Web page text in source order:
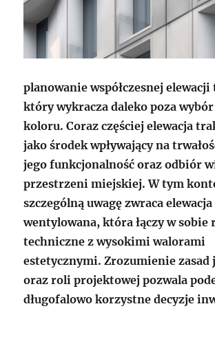
planowanie współczesnej elewacji
który wykracza daleko poza
koloru. Coraz częściej elewacja
jako środek wpływający na
jego funkcjonalność oraz odbiór
przestrzeni miejskiej. W tym
szczególną uwagę zwraca elewacja
wentylowana, która łączy w sobie
techniczne z wysokimi walorami
estetycznymi. Zrozumienie zasad
oraz roli projektowej pozwala
długofalowo korzystne decyzje